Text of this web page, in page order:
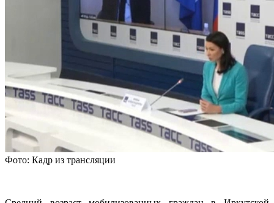
Фото: Кадр из трансляции